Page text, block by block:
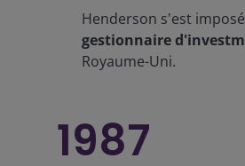
Henderson s'est
gestionnaire
Royaume-Uni.
1987